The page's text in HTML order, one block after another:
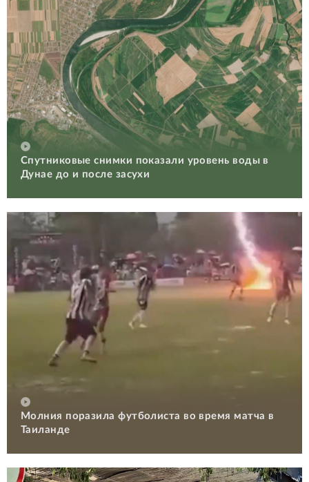
Спутниковые снимки показали уровень воды в
Дунае до и после засухи
Молния поразила футболиста во время матча в
Таиланде